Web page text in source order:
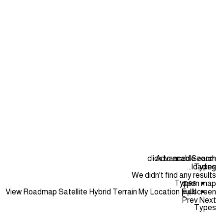
click to enable zoom
loading...
We didn't find any results
open map
View Roadmap Satellite Hybrid Terrain My Location Fullscreen
Prev Next
Advanced Search
Types
Types
للبيع
Types